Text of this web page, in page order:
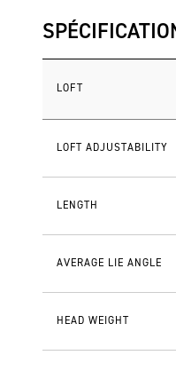
LOFT
LOFT ADJUSTABILITY
LENGTH
AVERAGE LIE ANGLE
HEAD WEIGHT